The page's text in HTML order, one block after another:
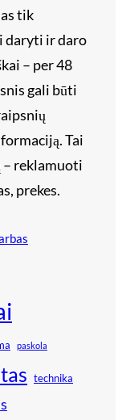
tik
daryti ir daro
– per 48
gali būti
Tai
reklamuoti
prekes.
paskola
technika